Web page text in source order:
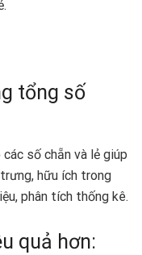
tổng số
số chẵn và lẻ giúp
hữu ích trong
phân tích thống kê.
quả hơn: